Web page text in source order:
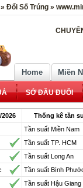
Đổi Số Trúng »
Home Miền
SỚ ĐẦU ĐUÔI
Thống kê tần
Tần suất Miền Nam
Tần suất TP. HCM
Tần suất Long An
Tần suất Bình
Tần suất Hậu Giang